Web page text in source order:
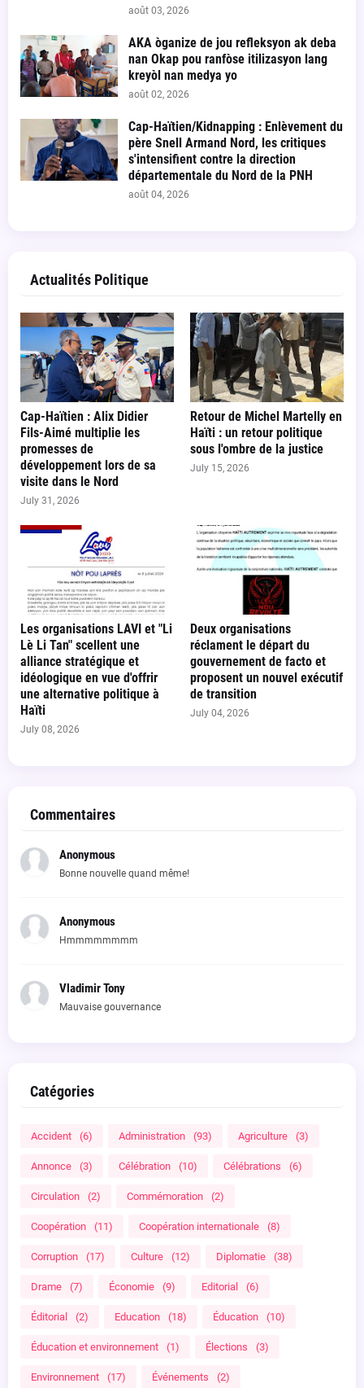
août 03, 2026
AKA òganize de jou refleksyon ak deba
nan Okap pou ranfòse itilizasyon lang
kreyòl nan medya yo
août 02, 2026
Cap-Haïtien/Kidnapping : Enlèvement du
père Snell Armand Nord, les critiques
s'intensifient contre la direction
départementale du Nord de la PNH
août 04, 2026
Actualités Politique
Cap-Haïtien : Alix Didier
Fils-Aimé multiplie les
promesses de
développement lors de sa
visite dans le Nord
July 31, 2026
Retour de Michel Martelly en
Haïti : un retour politique
sous l'ombre de la justice
July 15, 2026
Les organisations LAVI et "Li
Lè Li Tan" scellent une
alliance stratégique et
idéologique en vue d'offrir
une alternative politique à
Haïti
July 08, 2026
Deux organisations
réclament le départ du
gouvernement de facto et
proposent un nouvel exécutif
de transition
July 04, 2026
Commentaires
Anonymous
Bonne nouvelle quand même!
Anonymous
Hmmmmmmmm
Vladimir Tony
Mauvaise gouvernance
Catégories
Accident (6) Administration (93) Agriculture (3)
Annonce (3) Célébration (10) Célébrations (6)
Circulation (2) Commémoration (2)
Coopération (11) Coopération internationale (8)
Corruption (17) Culture (12) Diplomatie (38)
Drame (7) Économie (9) Editorial (6)
Éditorial (2) Education (18) Éducation (10)
Éducation et environnement (1) Élections (3)
Environnement (17) Événements (2)